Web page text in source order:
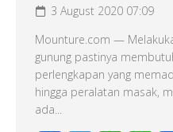
3 August 2020 07:09
Mounture.com —
gunung pastinya
perlengkapan yang
hingga peralatan masak,
ada...